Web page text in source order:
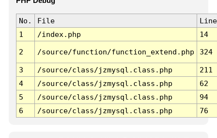
No. File
Line
1
/index.php 14
2 /source/function/function_extend.php 324
3 /source/class/jzmysql.class.php
211
4
/source/class/jzmysql.class.php
62
5
/source/class/jzmysql.class.php
94
6
/source/class/jzmysql.class.php 76